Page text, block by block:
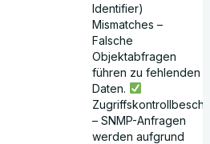
Identifier)
Mismatches –
Falsche
Objektabfragen
führen zu fehlenden
Daten.
– SNMP-Anfragen
werden aufgrund